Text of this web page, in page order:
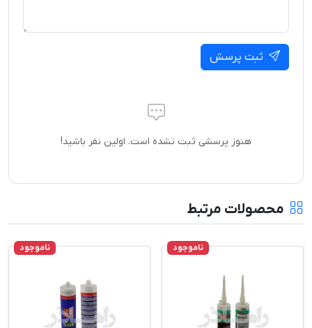
ثبت پرسش
هنوز پرسشی ثبت نشده است. اولین نفر باشید!
محصولات مرتبط
ناموجود ناموجود